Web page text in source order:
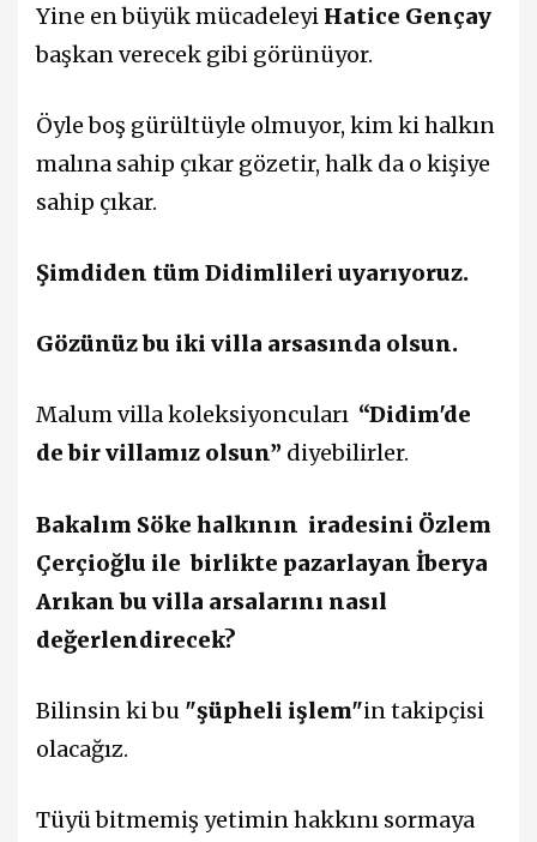
Yine en büyük mücadeleyi Hatice Gençay
başkan verecek gibi görünüyor.
Öyle boş gürültüyle olmuyor, kim ki halkın
malına sahip çıkar gözetir, halk da o kişiye
sahip çıkar.
Şimdiden tüm Didimlileri uyarıyoruz.
Gözünüz bu iki villa arsasında olsun.
Malum villa koleksiyoncuları “Didim'de
de bir villamız olsun” diyebilirler.
Bakalım Söke halkının iradesini Özlem
Çerçioğlu ile birlikte pazarlayan İberya
Arıkan bu villa arsalarını nasıl
değerlendirecek?
Bilinsin ki bu "şüpheli işlem"in takipçisi
olacağız.
Tüyü bitmemiş yetimin hakkını sormaya